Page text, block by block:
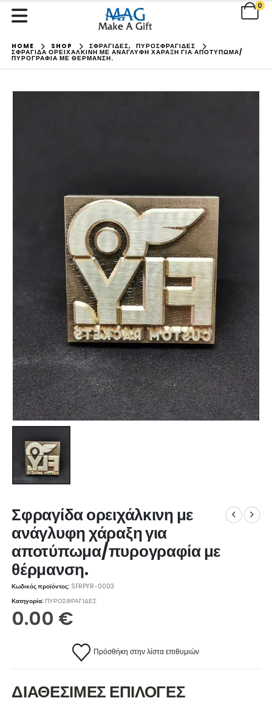
0
HOME SHOP ΣΦΡΑΓΙΔΕΣ, ΠΥΡΟΣΦΡΑΓΙΔΕΣ
ΣΦΡΑΓΊΔΑ ΟΡΕΙΧΆΛΚΙΝΗ ΜΕ ΑΝΆΓΛΥΦΗ ΧΆΡΑΞΗ ΓΙΑ ΑΠΟΤΎΠΩΜΑ/
ΠΥΡΟΓΡΑΦΊΑ ΜΕ ΘΈΡΜΑΝΣΗ.
Σφραγίδα ορειχάλκινη με
ανάγλυφη χάραξη για
αποτύπωμα/πυρογραφία με
θέρμανση.
Κωδικός προϊόντος: SFRPYR-0003
Κατηγορία:ΠΥΡΟΣΦΡΑΓΙΔΕΣ
0.00 €
Πρόσθήκη στην λίστα επιθυμιών
ΔΙΑΘΕΣΙΜΕΣ ΕΠΙΛΟΓΕΣ